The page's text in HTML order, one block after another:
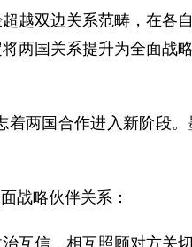
双边关系范畴，在各
两国关系提升为全面战
国合作进入新阶段。
战略伙伴关系：
信。相互照顾对方关